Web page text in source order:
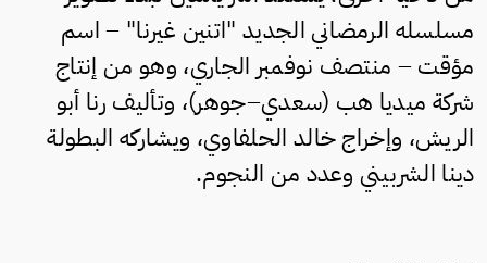
مسلسله الرمضاني الجديد "اتنين غيرنا" – اسم
مؤقت – منتصف نوفمبر الجاري، وهو من إنتاج
شركة ميديا هب (سعدي–جوهر)، وتأليف رنا أبو
الريش، وإخراج خالد الحلفاوي، ويشاركه البطولة
دينا الشربيني وعدد من النجوم.